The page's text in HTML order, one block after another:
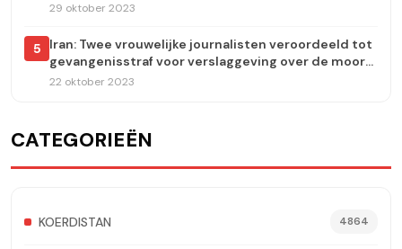
29 oktober 2023
5
Iran: Twee vrouwelijke journalisten veroordeeld tot
gevangenisstraf voor verslaggeving over de moord
op Jina Amini
22 oktober 2023
CATEGORIEËN
KOERDISTAN 4864